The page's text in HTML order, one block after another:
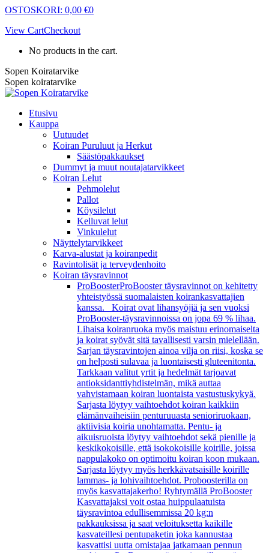
Skip
content
OSTOSKORI: 0,00 €0
View CartCheckout
No products in the cart.
Sopen Koiratarvike
Sopen koiratarvike
Etusivu
Kauppa
Uutuudet
Koiran Puruluut ja Herkut
Säästöpakkaukset
Dummyt ja muut noutajatarvikkeet
Koiran Lelut
Pehmolelut
Pallot
Köysilelut
Kelluvat lelut
Vinkulelut
Näyttelytarvikkeet
Karva-alustat ja koiranpedit
Ravintolisät ja terveydenhoito
Koiran täysravinnot
ProBoosterProBooster täysravinnot on kehitetty
yhteistyössä suomalaisten koirankasvattajien
kanssa. Koirat ovat lihansyöjiä ja sen vuoksi
ProBooster-täysravinnoissa on jopa 69 % lihaa.
Lihaisa koiranruoka myös maistuu erinomaiselta
ja koirat syövät sitä tavallisesti varsin mielellään.
Sarjan täysravintojen ainoa vilja on riisi, koska se
on helposti sulavaa ja luontaisesti gluteenitonta.
Tarkkaan valitut yrtit ja hedelmät tarjoavat
antioksidanttiyhdistelmän, mikä auttaa
vahvistamaan koiran luontaista vastustuskykyä.
Sarjasta löytyy vaihtoehdot koiran kaikkiin
elämänvaiheisiin penturuuasta senioriruokaan,
aktiivisia koiria unohtamatta. Pentu- ja
aikuisruoista löytyy vaihtoehdot sekä pienille ja
keskikokoisille, että isokokoisille koirille, joissa
nappulakoko on optimoitu koiran koon mukaan.
Sarjasta löytyy myös herkkävatsaisille koirille
lammas- ja lohivaihtoehdot. Proboosterilla on
myös kasvattajakerho! Ryhtymällä ProBooster
Kasvattajaksi voit ostaa huippulaatuista
täysravintoa edullisemmissa 20 kg:n
pakkauksissa ja saat veloituksetta kaikille
kasvateillesi pentupaketin joka kannustaa
kasvattisi uutta omistajaa jatkamaan pennun